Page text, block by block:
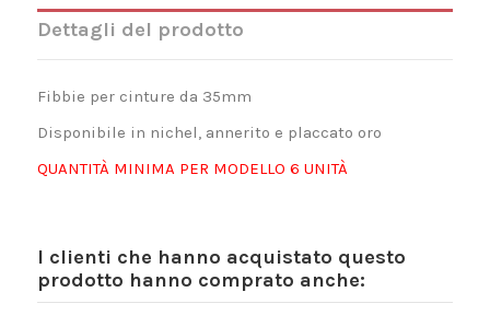
Dettagli del prodotto
Fibbie per cinture da 35mm
Disponibile in nichel, annerito e placcato oro
QUANTITÀ MINIMA PER MODELLO 6 UNITÀ
I clienti che hanno acquistato questo
prodotto hanno comprato anche: